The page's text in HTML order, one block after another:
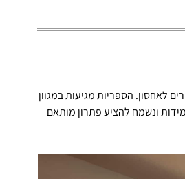
לאחסון. הספריות מגיעות במגוון
ונשמח להציע פתרון מותאם